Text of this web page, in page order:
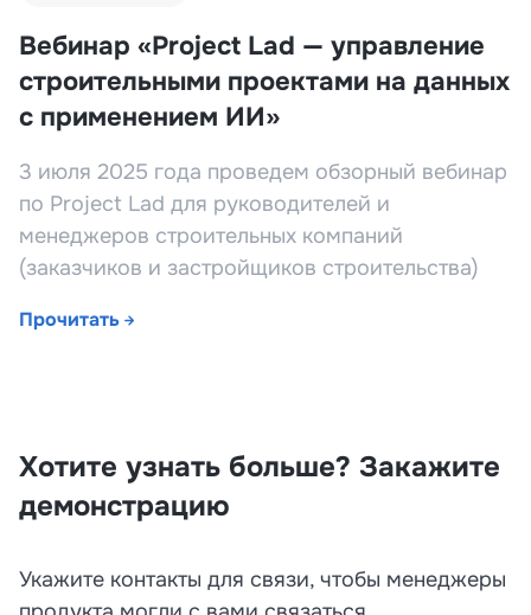
Вебинар «Project Lad — управление
строительными проектами на данных
с применением ИИ»
3 июля 2025 года проведем обзорный вебинар
по Project Lad для руководителей и
менеджеров строительных компаний
(заказчиков и застройщиков строительства)
Прочитать
Хотите узнать больше? Закажите
демонстрацию
Укажите контакты для связи, чтобы менеджеры